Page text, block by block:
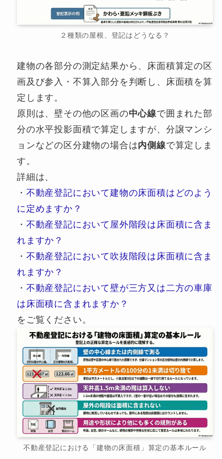
２種類の屋根、登記はどうなる？
建物の各部分の測定結果から、床面積算定の区
画及び参入・不算入部分を判断し、床面積を算
定します。
原則は、壁その他の区画の中心線で囲まれた部
分の水平投影面積で算定しますが、分譲マンシ
ョンなどの区分建物の場合は内側線で算定しま
す。
詳細は、
・ 不動産登記において建物の床面積はどのよう
に定めますか？
・ 不動産登記において屋外階段は床面積に含ま
れますか？
・ 不動産登記において吹抜階段は床面積に含ま
れますか？
・ 不動産登記において壁が三方又は二方の車庫
は床面積に含まれますか？
をご覧ください。
不動産登記における「建物の床面積」算定の基本ルール